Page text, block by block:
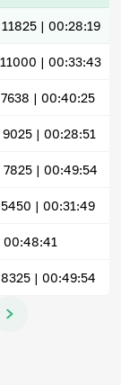
| 00:28:19
| 00:33:43
| 00:40:25
9025| 00:28:51
7825| 00:49:54
| 00:31:49
00:48:41
| 00:49:54